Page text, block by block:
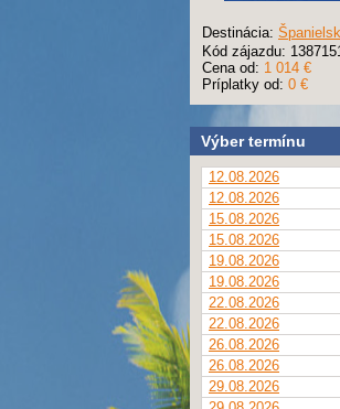
Destinácia:
Kód zájazdu:
Cena od: 1 014 €
Príplatky od: 0 €
Výber termínu
12.08.2026
12.08.2026
15.08.2026
15.08.2026
19.08.2026
19.08.2026
22.08.2026
22.08.2026
26.08.2026
26.08.2026
29.08.2026